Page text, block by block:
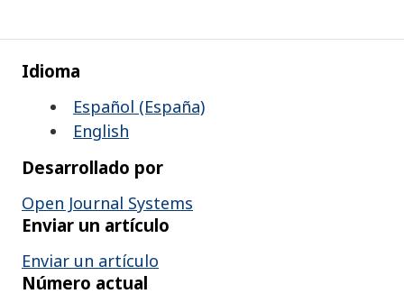
Idioma
Español (España)
English
Desarrollado por
Open Journal Systems
Enviar un artículo
Enviar un artículo
Número actual